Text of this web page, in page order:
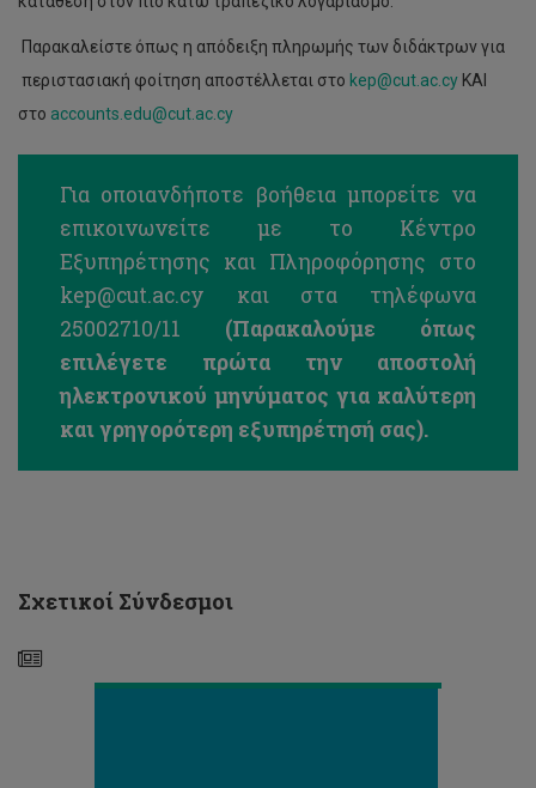
Παρακαλείστε όπως η απόδειξη πληρωμής των διδάκτρων για
περιστασιακή φοίτηση αποστέλλεται στο kep@cut.ac.cy ΚΑΙ
στο accounts.edu@cut.ac.cy
Για οποιανδήποτε βοήθεια μπορείτε να
επικοινωνείτε με το Κέντρο
Εξυπηρέτησης και Πληροφόρησης στο
kep@cut.ac.cy και στα τηλέφωνα
25002710/11 (Παρακαλούμε όπως
επιλέγετε πρώτα την αποστολή
ηλεκτρονικού μηνύματος για καλύτερη
και γρηγορότερη εξυπηρέτησή σας).
Σχετικοί Σύνδεσμοι
Θέσεις
για
μαθημάτων
Εξάμηνο
2023-